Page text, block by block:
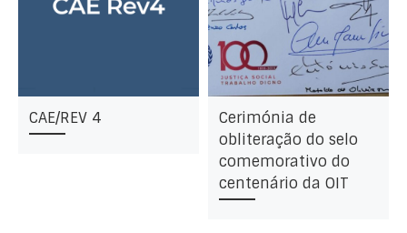
CAE/REV 4
Cerimónia de
obliteração do selo
comemorativo do
centenário da OIT